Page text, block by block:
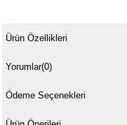
Ürün Özellikleri
Yorumlar(0)
Ödeme Seçenekleri